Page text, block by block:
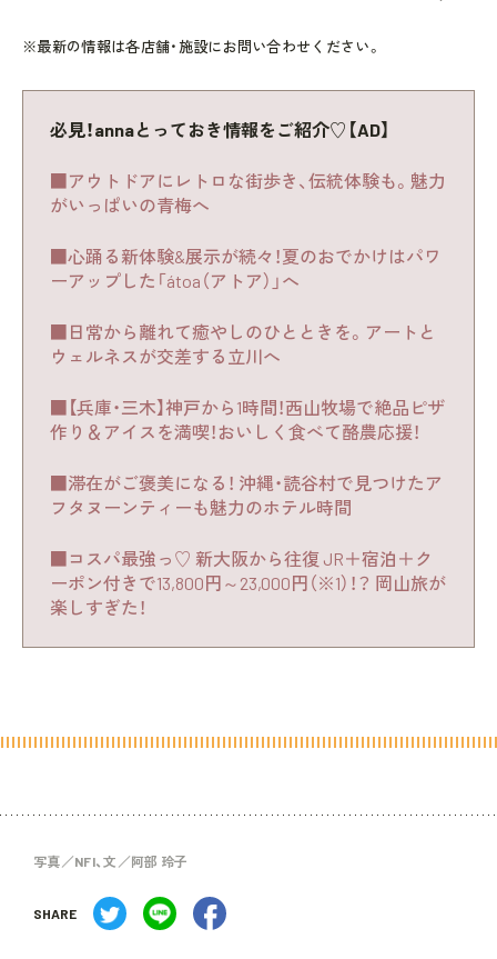
※最新の情報は各店舗・施設にお問い合わせください。
必見！annaとっておき情報をご紹介♡【AD】
■アウトドアにレトロな街歩き、伝統体験も。魅力
がいっぱいの青梅へ
■心踊る新体験&展示が続々！夏のおでかけはパワ
ーアップした「átoa（アトア）」へ
■日常から離れて癒やしのひとときを。アートと
ウェルネスが交差する立川へ
■【兵庫・三木】神戸から1時間！西山牧場で絶品ピザ
作り＆アイスを満喫！おいしく食べて酪農応援！
■滞在がご褒美になる！ 沖縄・読谷村で見つけたア
フタヌーンティーも魅力のホテル時間
■コスパ最強っ♡ 新大阪から往復 JR＋宿泊＋ク
ーポン付きで13,800円～23,000円（※1）！？ 岡山旅が
楽しすぎた！
写真／NFI、文／阿部 玲子
SHARE